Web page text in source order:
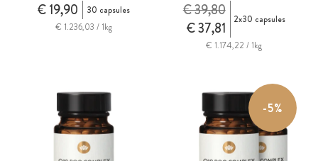
€ 19,90
30 capsules
€ 1.236,03 / 1kg
€ 37,81
€ 39,80 2x30 capsules
€ 1.174,22 / 1kg
-5%